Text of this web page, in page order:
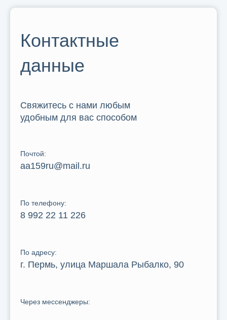
Контактные
данные
Свяжитесь с нами любым
удобным для вас способом
Почтой:
aa159ru@mail.ru
По телефону:
8 992 22 11 226
По адресу:
г. Пермь, улица Маршала Рыбалко, 90
Через мессенджеры: